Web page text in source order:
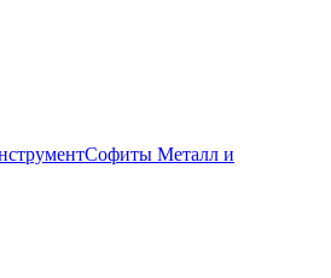
Софиты Металл и